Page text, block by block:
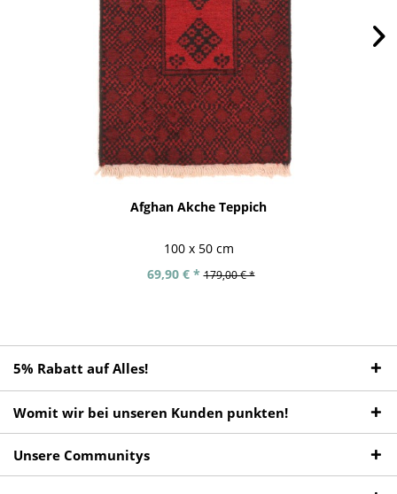
Afghan Akche Teppich
100 x 50 cm
69,90 € * 179,00 € *
5% Rabatt auf Alles!
Womit wir bei unseren Kunden punkten!
Unsere Communitys